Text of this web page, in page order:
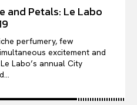
and Petals: Le Labo
perfumery, few
excitement and
Labo’s annual City